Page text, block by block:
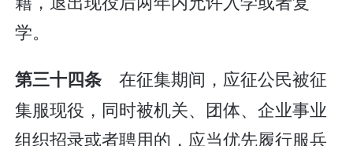
学。
第三十四条 在征集期间，应征公民被征
集服现役，同时被机关、团体、企业事业
组织招录或者聘用的，应当优先履行服兵